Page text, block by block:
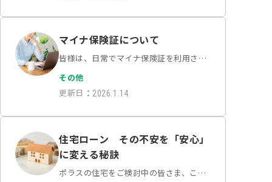
が家計にどう響くのか、誰もが気になる
ところです。今回のコラ…
マイナ保険証について
皆様は、日常でマイナ保険証を利用され
ていらっしゃるでしょうか。2024年12月
より健康保険被保険者証は廃止され、マ
なったマイナ保険証に引き継がれまし
た。発行済みの被…
その他
更新日 ： 2026.1.14
住宅ローン その不安を「安心」
に変える秘訣
ポラスの住宅をご検討中の皆さま、こん